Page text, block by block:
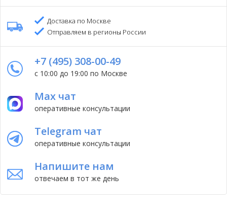
Доставка по Москве
Отправляем в регионы России
+7 (495) 308-00-49
с 10:00 до 19:00 по Москве
Max чат
оперативные консультации
Telegram чат
оперативные консультации
Напишите нам
отвечаем в тот же день